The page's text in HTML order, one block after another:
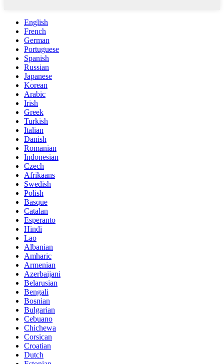
English
French
German
Portuguese
Spanish
Russian
Japanese
Korean
Arabic
Irish
Greek
Turkish
Italian
Danish
Romanian
Indonesian
Czech
Afrikaans
Swedish
Polish
Basque
Catalan
Esperanto
Hindi
Lao
Albanian
Amharic
Armenian
Azerbaijani
Belarusian
Bengali
Bosnian
Bulgarian
Cebuano
Chichewa
Corsican
Croatian
Dutch